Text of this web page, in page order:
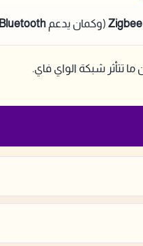
Zigbee (وكمان يدعم Bluetooth